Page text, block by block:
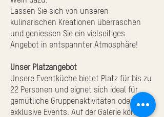
Lassen Sie sich von unseren
kulinarischen Kreationen überraschen
und geniessen Sie ein vielseitiges
Angebot in entspannter Atmosphäre!
Unser Platzangebot
Unsere Eventküche bietet Platz für bis zu
22 Personen und eignet sich ideal für
gemütliche Gruppenaktivitäten oder
exklusive Events. Auf der Galerie können